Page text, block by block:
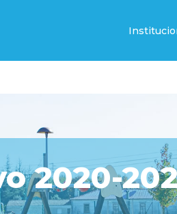
2020-